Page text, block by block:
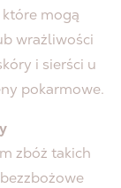
mogą
wrażliwości
i sierści u
pokarmowe.
zbóż takich